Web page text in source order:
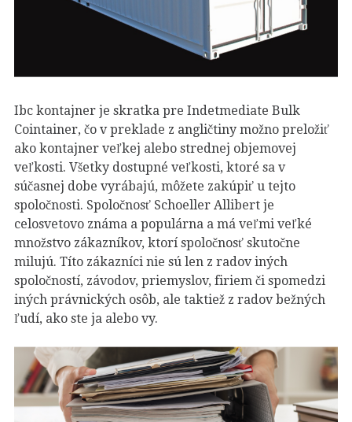
Ibc kontajner je skratka pre Indetmediate Bulk
Cointainer, čo v preklade z angličtiny možno preložiť
ako kontajner veľkej alebo strednej objemovej
veľkosti. Všetky dostupné veľkosti, ktoré sa v
súčasnej dobe vyrábajú, môžete zakúpiť u tejto
spoločnosti. Spoločnosť Schoeller Allibert je
celosvetovo známa a populárna a má veľmi veľké
množstvo zákazníkov, ktorí spoločnosť skutočne
milujú. Títo zákazníci nie sú len z radov iných
spoločností, závodov, priemyslov, firiem či spomedzi
iných právnických osôb, ale taktiež z radov bežných
ľudí, ako ste ja alebo vy.